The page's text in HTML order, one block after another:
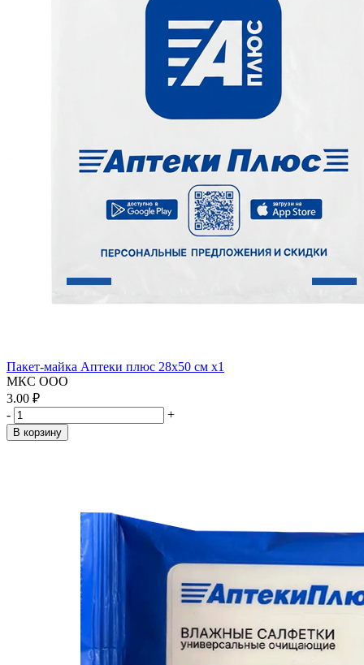
Пакет-майка Аптеки плюс 28х50 см x1
МКС ООО
3.00 ₽
-
+
В корзину